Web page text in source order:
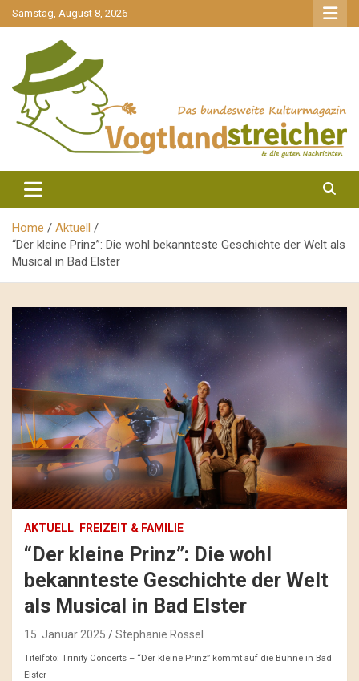
gehe
zum
Samstag, August 8, 2026
Vogtlandstreicher
Home
Aktuell
“Der kleine Prinz”: Die wohl bekannteste Geschichte der Welt als
Musical in Bad Elster
AKTUELL FREIZEIT & FAMILIE
“Der kleine Prinz”: Die wohl
bekannteste Geschichte der Welt
als Musical in Bad Elster
15. Januar 2025 Stephanie Rössel
Titelfoto: Trinity Concerts – “Der kleine Prinz” kommt auf die Bühne in Bad
Elster